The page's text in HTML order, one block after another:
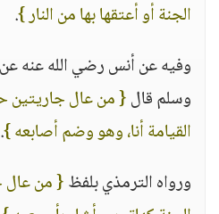
الجنة أو أعتقها بها من النار }.
وفيه عن أنس رضي الله عنه عن
وسلم قال{ من عال جاريتين
القيامة أنا، وهو وضم أصابعه }.
ورواه الترمذي بلفظ{ من عال